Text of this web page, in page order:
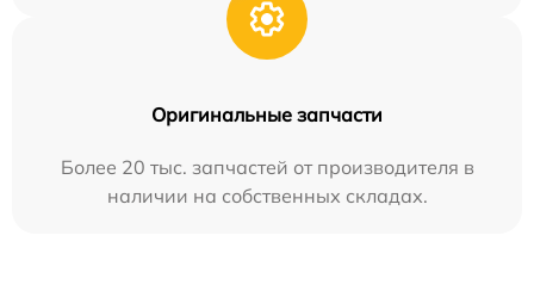
Оригинальные запчасти
Более 20 тыс. запчастей от производителя в
наличии на собственных складах.